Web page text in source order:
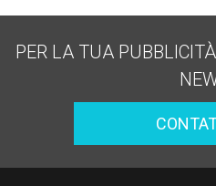
PER LA TUA